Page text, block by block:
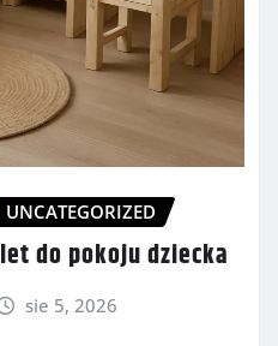
UNCATEGORIZED
do pokoju dziecka
sie 5, 2026